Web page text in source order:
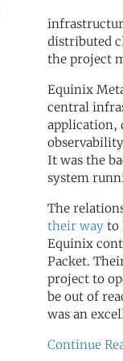
distributed
the project
Equinix
central
application,
It was the
system
The
their way to
Equinix
Packet.
project to
be out of
was an
Continue